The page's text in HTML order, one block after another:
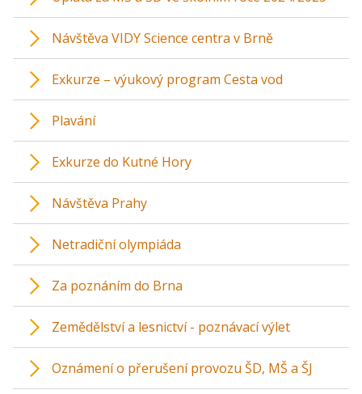
Návštěva VIDY Science centra v Brně
Exkurze – výukový program Cesta vod
Plavání
Exkurze do Kutné Hory
Návštěva Prahy
Netradiční olympiáda
Za poznáním do Brna
Zemědělství a lesnictví - poznávací výlet
Oznámení o přerušení provozu ŠD, MŠ a ŠJ